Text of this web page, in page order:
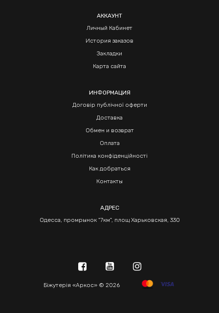
АККАУНТ
Личный Кабинет
История заказов
Закладки
Карта сайта
ИНФОРМАЦИЯ
Договір публічної оферти
Доставка
Обмен и возврат
Оплата
Політика конфіденційності
Как добраться
Контакты
АДРЕС
Одесса, промрынок "7км", площ Харьковская, 330
Біжутерія «Аркос» © 2026